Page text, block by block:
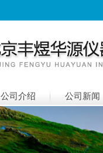
公司介绍 公司新闻